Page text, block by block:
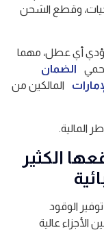
وقطع الشحن
يؤدي أي عطل، مهما
الضمان
المالكين من
المالية.
الكثير
الوقود
الأجزاء عالية